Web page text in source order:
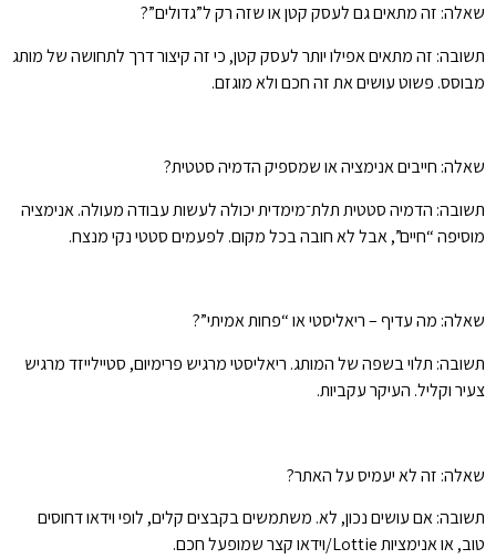
שאלה: זה מתאים גם לעסק קטן או שזה רק ל”גדולים”?
תשובה: זה מתאים אפילו יותר לעסק קטן, כי זה קיצור דרך לתחושה של מותג
מבוסס. פשוט עושים את זה חכם ולא מוגזם.
שאלה: חייבים אנימציה או שמספיק הדמיה סטטית?
תשובה: הדמיה סטטית תלת־מימדית יכולה לעשות עבודה מעולה. אנימציה
מוסיפה “חיים”, אבל לא חובה בכל מקום. לפעמים סטטי נקי מנצח.
שאלה: מה עדיף – ריאליסטי או “פחות אמיתי”?
תשובה: תלוי בשפה של המותג. ריאליסטי מרגיש פרימיום, סטיילייזד מרגיש
צעיר וקליל. העיקר עקביות.
שאלה: זה לא יעמיס על האתר?
תשובה: אם עושים נכון, לא. משתמשים בקבצים קלים, לופי וידאו דחוסים
טוב, או אנימציות Lottie/וידאו קצר שמופעל חכם.